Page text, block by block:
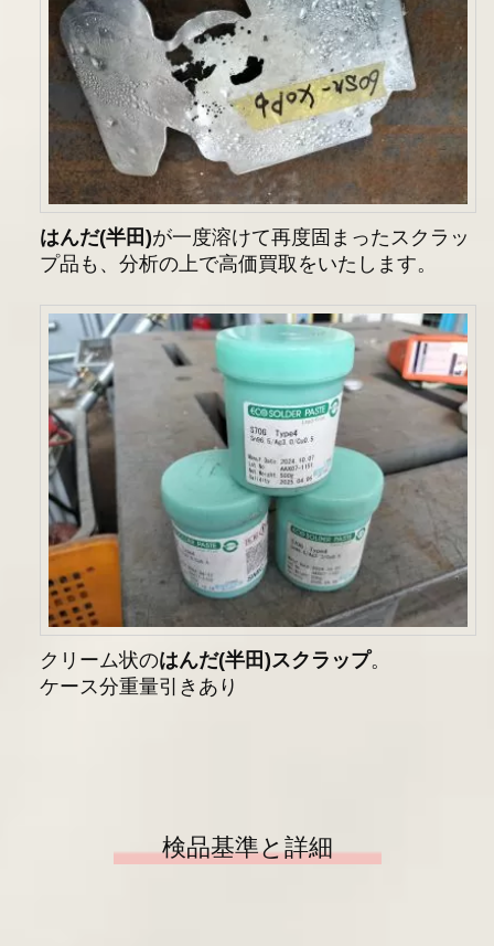
はんだ(半田)が一度溶けて再度固まったスクラッ
プ品も、分析の上で高価買取をいたします。
クリーム状のはんだ(半田)スクラップ。
ケース分重量引きあり
検品基準と詳細